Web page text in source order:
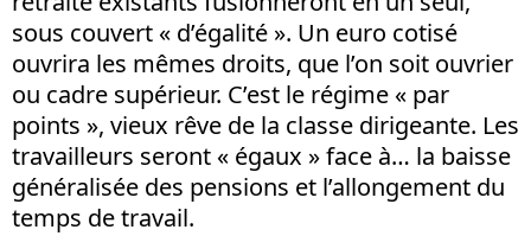
sous couvert « d’égalité ». Un euro cotisé
ouvrira les mêmes droits, que l’on soit ouvrier
ou cadre supérieur. C’est le régime « par
points », vieux rêve de la classe dirigeante. Les
travailleurs seront « égaux » face à… la baisse
généralisée des pensions et l’allongement du
temps de travail.